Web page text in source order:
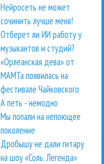
Нейросеть не может
сочинить лучше меня!
Отберет ли ИИ работу у
музыкантов и студий?
«Орлеанская дева» от
МАМТа появилась на
фестивале Чайковского
А петь - немодно
Мы попали на непоющее
поколение
Дробышу не дали гитару
на шоу «Соль. Легенда»